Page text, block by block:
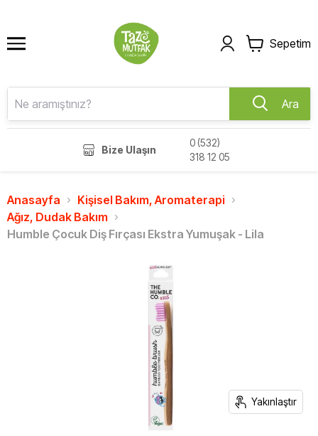
Sepetim
Ara
Bize Ulaşın
0 (532)
318 12 05
Anasayfa
Kişisel Bakım, Aromaterapi
Ağız, Dudak Bakım
Humble Çocuk Diş Fırçası Ekstra Yumuşak - Lila
Yakınlaştır